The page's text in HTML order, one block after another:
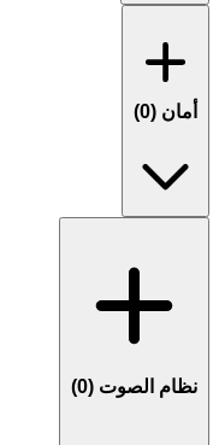
أمان (0
)
نظام الصوت (0
)